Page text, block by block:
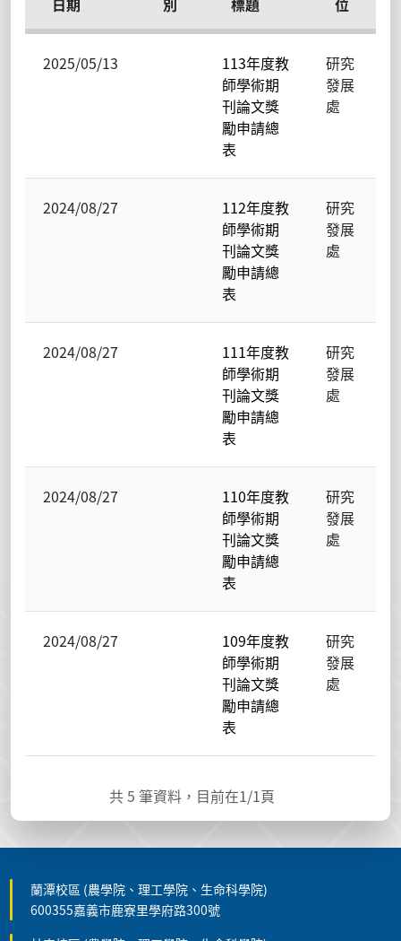
日期
別
標題
位
2025/05/13
113年度教
師學術期
刊論文獎
勵申請總
表
研究
發展
處
2024/08/27
112年度教
師學術期
刊論文獎
勵申請總
表
研究
發展
處
2024/08/27
111年度教
師學術期
刊論文獎
勵申請總
表
研究
發展
處
2024/08/27
110年度教
師學術期
刊論文獎
勵申請總
表
研究
發展
處
2024/08/27
109年度教
師學術期
刊論文獎
勵申請總
表
研究
發展
處
共5 筆資料，目前在1/1頁
蘭潭校區 (農學院、理工學院、生命科學院)
600355嘉義市鹿寮里學府路300號